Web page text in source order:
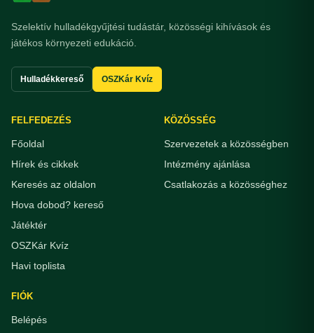
Szelektív hulladékgyűjtési tudástár, közösségi kihívások és
játékos környezeti edukáció.
Hulladékkereső OSZKár Kvíz
FELFEDEZÉS
Főoldal
Hírek és cikkek
Keresés az oldalon
Hova dobod? kereső
Játéktér
OSZKár Kvíz
Havi toplista
KÖZÖSSÉG
Szervezetek a közösségben
Intézmény ajánlása
Csatlakozás a közösséghez
FIÓK
Belépés